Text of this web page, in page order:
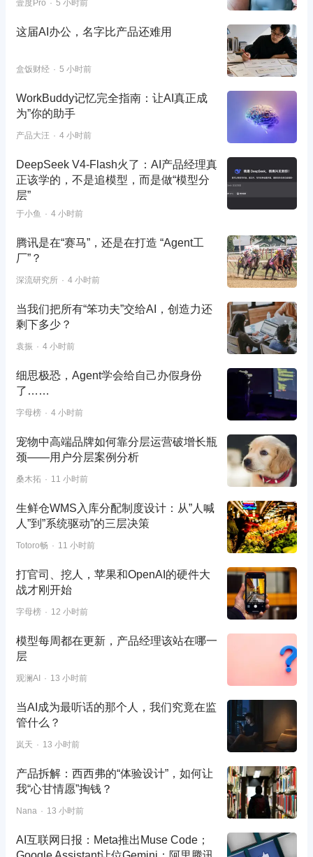
壹度Pro 5 小时前
这届AI办公，名字比产品还难用
盒饭财经 5 小时前
WorkBuddy记忆完全指南：让AI真正成
为”你的助手
产品大汪 4 小时前
DeepSeek V4-Flash火了：AI产品经理真
正该学的，不是追模型，而是做“模型分
层”
于小鱼 4 小时前
腾讯是在“赛马”，还是在打造 “Agent工
厂”？
深流研究所 4 小时前
当我们把所有“笨功夫”交给AI，创造力还
剩下多少？
袁振 4 小时前
细思极恐，Agent学会给自己办假身份
了……
字母榜 4 小时前
宠物中高端品牌如何靠分层运营破增长瓶
颈——用户分层案例分析
桑木拓 11 小时前
生鲜仓WMS入库分配制度设计：从”人喊
人”到”系统驱动”的三层决策
Totoro畅 11 小时前
打官司、挖人，苹果和OpenAI的硬件大
战才刚开始
字母榜 12 小时前
模型每周都在更新，产品经理该站在哪一
层
观澜AI 13 小时前
当AI成为最听话的那个人，我们究竟在监
管什么？
岚天 13 小时前
产品拆解：西西弗的“体验设计”，如何让
我“心甘情愿”掏钱？
Nana 13 小时前
AI互联网日报：Meta推出Muse Code；